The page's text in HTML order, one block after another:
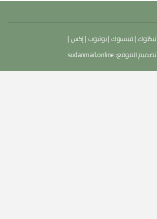
تيكتوك |فيسبوك |يوتيوب |إكس |
تصميم الموقع: sudanmail.online